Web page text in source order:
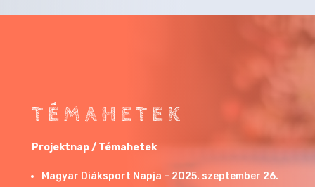
TÉMAHETEK
Projektnap / Témahetek
Magyar Diáksport Napja – 2025. szeptember 26.